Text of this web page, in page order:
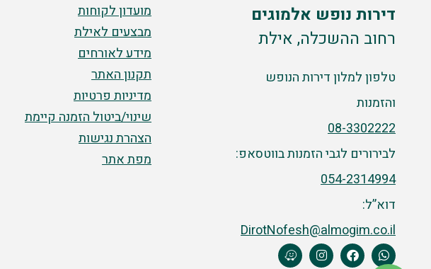
דירות נופש אלמוגים
רחוב ההשכלה, אילת
טלפון למלון דירות הנופש
והזמנות
08-3302222
לבירורים לגבי הזמנות בווטסאפ:
054-2314994
דוא”ל:
DirotNofesh@almogim.co.il
מועדון לקוחות
מבצעים לאילת
מידע לאורחים
תקנון האתר
מדיניות פרטיות
שינוי/ביטול הזמנה קיימת
הצהרת נגישות
מפת אתר